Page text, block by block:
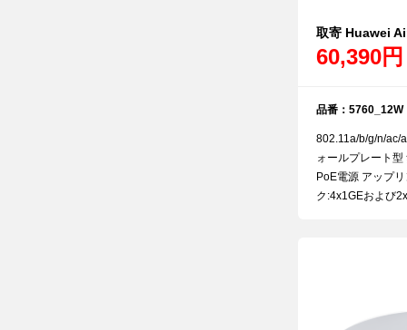
取寄 Huawei
60,390円
品番：5760_12W
802.11a/b/g/n/ac/
ォールプレート
PoE電源 アップ
ク:4x1GEおよび